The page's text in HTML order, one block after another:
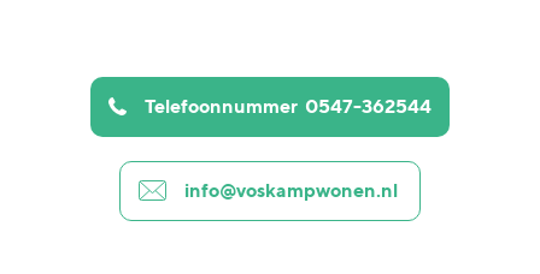
Telefoonnummer 0547-362544
info@voskampwonen.nl